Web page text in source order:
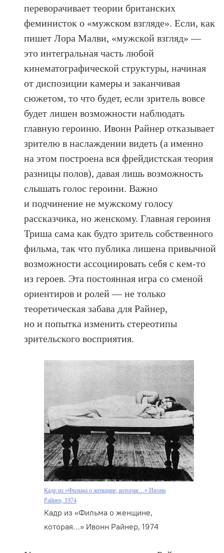
переворачивает теории британских
феминисток о «мужском взгляде». Если, как
пишет Лора Малви, «мужской взгляд» —
это интегральная часть любой
кинематографической структуры, начиная
от диспозиции камеры и заканчивая
сюжетом, то что будет, если зритель вовсе
будет лишен возможности наблюдать
главную героиню. Ивонн Райнер отказывает
зрителю в наслаждении видеть (а именно
на этом построена вся фрейдистская теория
разницы полов), давая лишь возможность
слышать голос героини. Важно
и подчинение не мужскому голосу
рассказчика, но женскому. Главная героиня
Триша сама как будто зритель собственного
фильма, так что публика лишена привычной
возможности ассоциировать себя с кем-то
из героев. Эта постоянная игра со сменой
ориентиров и ролей — не только
теоретическая забава для Райнер,
но и попытка изменить стереотипы
зрительского восприятия.
Кадр из «Фильма о женщине, которая…» Ивонн
Райнер, 1974
Кадр из «Фильма о женщине,
которая…» Ивонн Райнер, 1974